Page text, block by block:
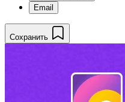
Email
Сохранить